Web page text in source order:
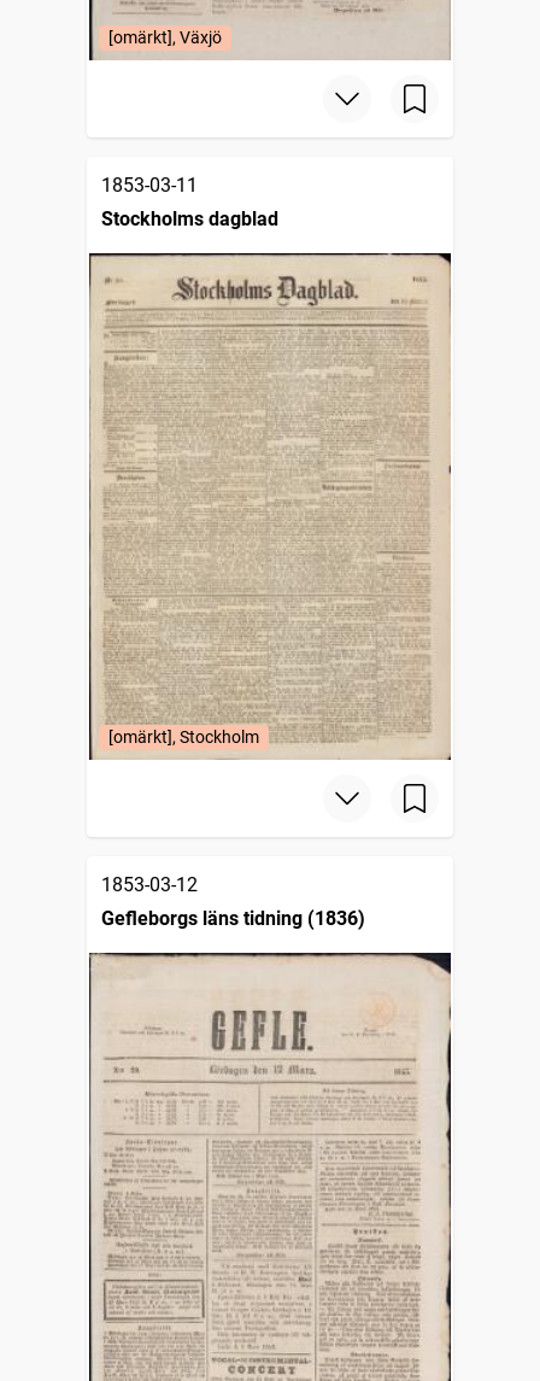
[omärkt], Växjö
1853-03-11
Stockholms dagblad
[omärkt], Stockholm
1853-03-12
Gefleborgs läns tidning (1836)